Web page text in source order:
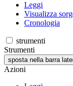
Leggi
Visualizza
Cronologia
strumenti
Strumenti
sposta nella barra
Azioni